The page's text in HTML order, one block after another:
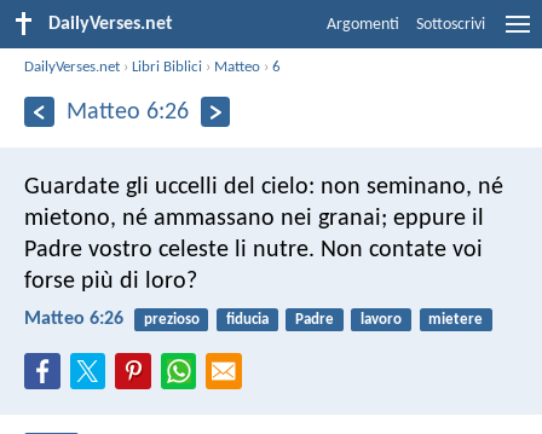
DailyVerses.net Argomenti Sottoscrivi
DailyVerses.net ›Libri Biblici › Matteo ›6
Matteo 6:26
Guardate gli uccelli del cielo: non seminano, né
mietono, né ammassano nei granai; eppure il
Padre vostro celeste li nutre. Non contate voi
forse più di loro?
Matteo 6:26 prezioso fiducia Padre lavoro mietere